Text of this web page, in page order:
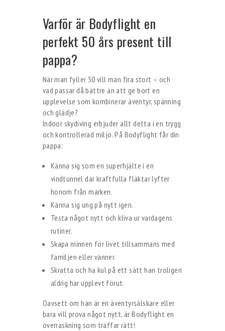
Varför är Bodyflight en
perfekt 50 års present till
pappa?
När man fyller 50 vill man fira stort – och
vad passar då bättre än att ge bort en
upplevelse som kombinerar äventyr, spänning
och glädje?
Indoor skydiving erbjuder allt detta i en trygg
och kontrollerad miljö. På Bodyflight får din
pappa:
Känna sig som en superhjälte i en
vindtunnel där kraftfulla fläktar lyfter
honom från marken.
Känna sig ung på nytt igen.
Testa något nytt och kliva ur vardagens
rutiner.
Skapa minnen för livet tillsammans med
familjen eller vänner.
Skratta och ha kul på ett sätt han troligen
aldrig har upplevt förut.
Oavsett om han är en äventyrsälskare eller
bara vill prova något nytt, är Bodyflight en
överraskning som träffar rätt!